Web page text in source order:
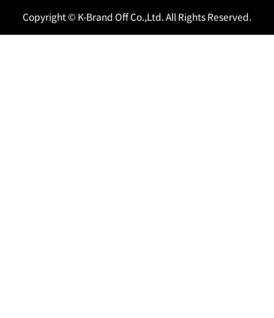
Copyright © K-Brand Off Co.,Ltd. All Rights Reserved.